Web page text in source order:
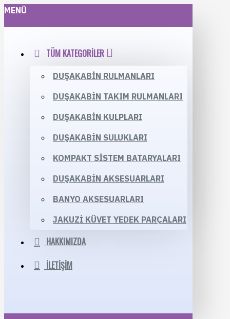
MENÜ
TÜM KATEGORILER
DUŞAKABIN RULMANLARI
DUŞAKABIN TAKIM RULMANLARI
DUŞAKABIN KULPLARI
DUŞAKABIN SULUKLARI
KOMPAKT SISTEM BATARYALARI
DUŞAKABIN AKSESUARLARI
BANYO AKSESUARLARI
JAKUZI KÜVET YEDEK PARÇALARI
HAKKIMIZDA
İLETIŞIM